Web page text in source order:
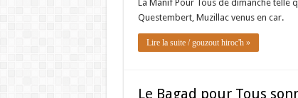
La Manif Pour Tous de dimanche telle
Questembert, Muzillac venus en car.
Lire la suite / gouzout hiroc'h »
Le Bagad pour Tous